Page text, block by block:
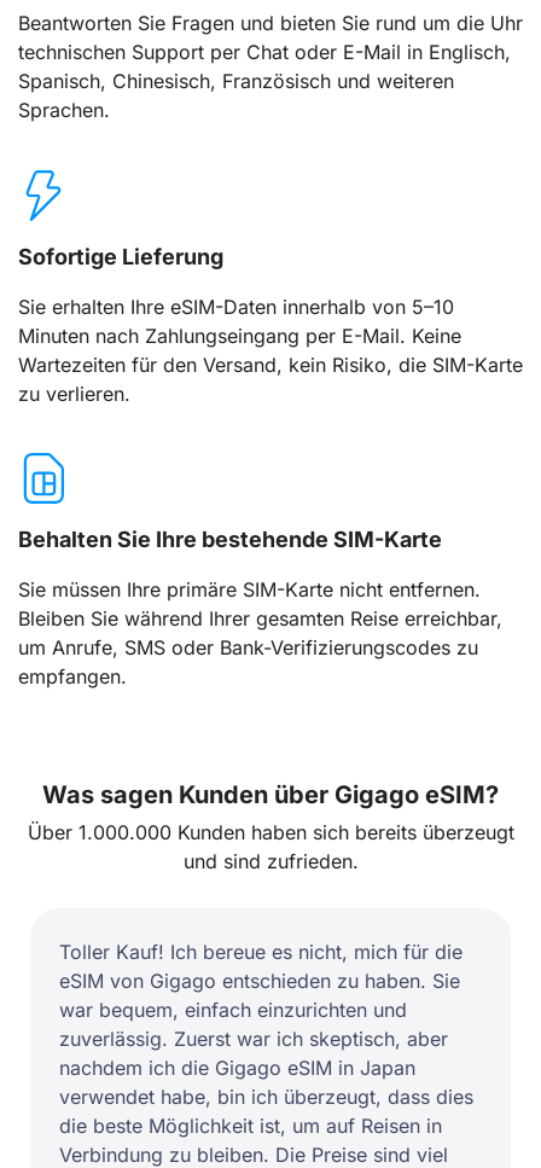
Beantworten Sie Fragen und bieten Sie rund um die Uhr
technischen Support per Chat oder E-Mail in Englisch,
Spanisch, Chinesisch, Französisch und weiteren
Sprachen.
Sofortige Lieferung
Sie erhalten Ihre eSIM-Daten innerhalb von 5–10
Minuten nach Zahlungseingang per E-Mail. Keine
Wartezeiten für den Versand, kein Risiko, die SIM-Karte
zu verlieren.
Behalten Sie Ihre bestehende SIM-Karte
Sie müssen Ihre primäre SIM-Karte nicht entfernen.
Bleiben Sie während Ihrer gesamten Reise erreichbar,
um Anrufe, SMS oder Bank-Verifizierungscodes zu
empfangen.
Was sagen Kunden über Gigago eSIM?
Über 1.000.000 Kunden haben sich bereits überzeugt
und sind zufrieden.
Toller Kauf! Ich bereue es nicht, mich für die
eSIM von Gigago entschieden zu haben. Sie
war bequem, einfach einzurichten und
zuverlässig. Zuerst war ich skeptisch, aber
nachdem ich die Gigago eSIM in Japan
verwendet habe, bin ich überzeugt, dass dies
die beste Möglichkeit ist, um auf Reisen in
Verbindung zu bleiben. Die Preise sind viel